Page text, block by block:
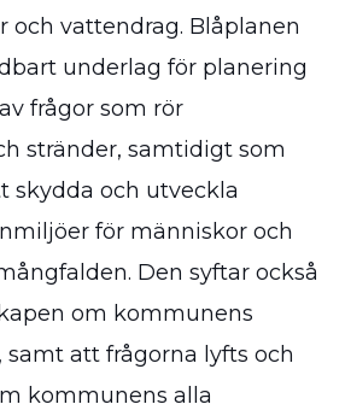
och vattendrag. Blåplanen
underlag för planering
frågor som rör
stränder, samtidigt som
skydda och utveckla
för människor och
Den syftar också
om kommunens
att frågorna lyfts och
kommunens alla